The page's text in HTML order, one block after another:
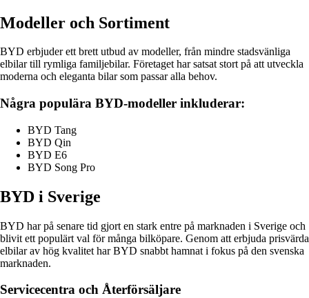
Modeller och Sortiment
BYD erbjuder ett brett utbud av modeller, från mindre stadsvänliga
elbilar till rymliga familjebilar. Företaget har satsat stort på att utveckla
moderna och eleganta bilar som passar alla behov.
Några populära BYD-modeller inkluderar:
BYD Tang
BYD Qin
BYD E6
BYD Song Pro
BYD i Sverige
BYD har på senare tid gjort en stark entre på marknaden i Sverige och
blivit ett populärt val för många bilköpare. Genom att erbjuda prisvärda
elbilar av hög kvalitet har BYD snabbt hamnat i fokus på den svenska
marknaden.
Servicecentra och Återförsäljare